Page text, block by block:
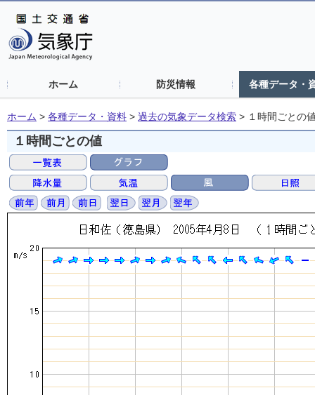
ホーム 防災情報 各種データ・
ホーム > 各種データ・資料 > 過去の気象データ検索 > １時間ごとの
１時間ごとの値